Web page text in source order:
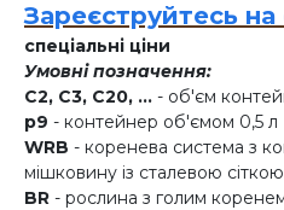
Зареєструйтесь на
спеціальні ціни
Умовні позначення:
C2, C3, C20, ... - об'єм
p9 - контейнер об'ємом 0,5 л
WRB - коренева система з
мішковину із сталевою сіткою
BR - рослина з голим